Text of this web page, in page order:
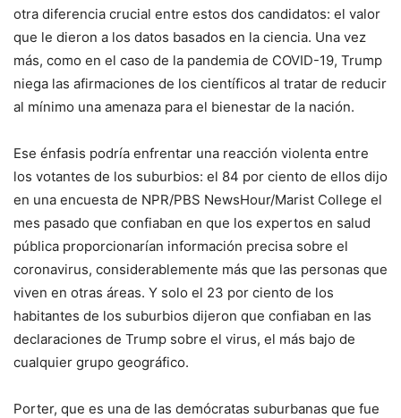
otra diferencia crucial entre estos dos candidatos: el valor
que le dieron a los datos basados en la ciencia. Una vez
más, como en el caso de la pandemia de COVID-19, Trump
niega las afirmaciones de los científicos al tratar de reducir
al mínimo una amenaza para el bienestar de la nación.
Ese énfasis podría enfrentar una reacción violenta entre
los votantes de los suburbios: el 84 por ciento de ellos dijo
en una encuesta de NPR/PBS NewsHour/Marist College el
mes pasado que confiaban en que los expertos en salud
pública proporcionarían información precisa sobre el
coronavirus, considerablemente más que las personas que
viven en otras áreas. Y solo el 23 por ciento de los
habitantes de los suburbios dijeron que confiaban en las
declaraciones de Trump sobre el virus, el más bajo de
cualquier grupo geográfico.
Porter, que es una de las demócratas suburbanas que fue